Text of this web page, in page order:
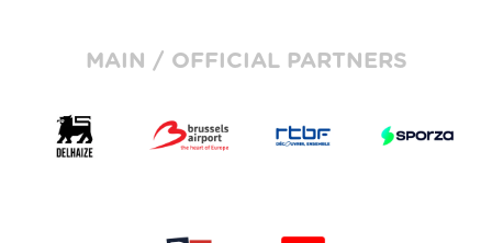
MAIN / OFFICIAL PARTNERS